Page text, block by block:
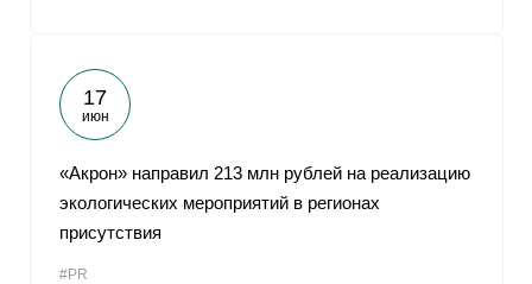
17
июн
«Акрон» направил 213 млн рублей на реализацию
экологических мероприятий в регионах
присутствия
#PR